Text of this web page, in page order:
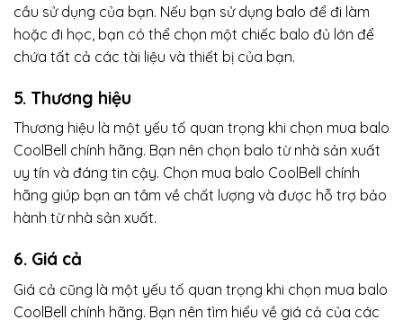
cầu sử dụng của bạn. Nếu bạn sử dụng balo để đi làm
hoặc đi học, bạn có thể chọn một chiếc balo đủ lớn để
chứa tất cả các tài liệu và thiết bị của bạn.
5. Thương hiệu
Thương hiệu là một yếu tố quan trọng khi chọn mua balo
CoolBell chính hãng. Bạn nên chọn balo từ nhà sản xuất
uy tín và đáng tin cậy. Chọn mua balo CoolBell chính
hãng giúp bạn an tâm về chất lượng và được hỗ trợ bảo
hành từ nhà sản xuất.
6. Giá cả
Giá cả cũng là một yếu tố quan trọng khi chọn mua balo
CoolBell chính hãng. Bạn nên tìm hiểu về giá cả của các